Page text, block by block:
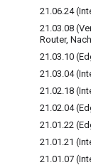
21 .06.24
21 .03.08
Router,
21 .03.10
21 .03.04
21 .02.18
21 .02.04
21 .01 .22
21 .01 .21
21 .01 .07